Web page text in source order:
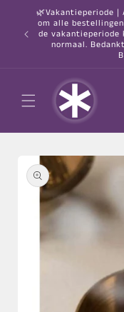
naar de
content
🌿Vakantieperiode |
om alle
de
normaal.
direct naar